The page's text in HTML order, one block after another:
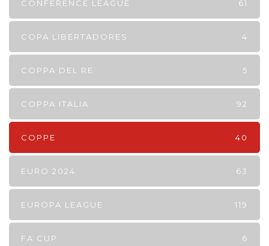
CONFERENCE LEAGUE 61
COPA LIBERTADORES 4
COPPA DEL RE 5
COPPA ITALIA 92
COPPE 40
EURO 2024 63
EUROPA LEAGUE 119
FA CUP 6